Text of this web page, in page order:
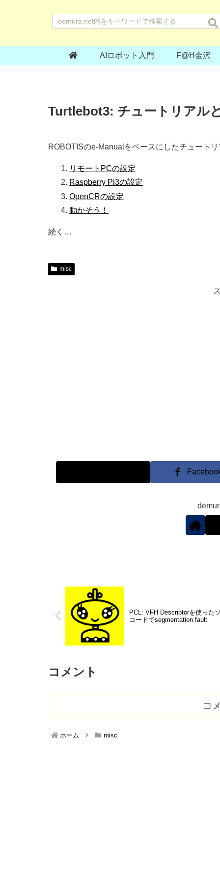
AIロボット入門 F@H金沢
Turtlebot3: チュートリアル
ROBOTISのe-Manualをベースにしたチュートリ
リモートPCの設定
Raspberry Pi3の設定
OpenCRの設定
動かそう！
続く…
misc
PCL: VFH Descriptorを使ったソース
コードでsegmentation fault
コメント
コ
ホーム misc